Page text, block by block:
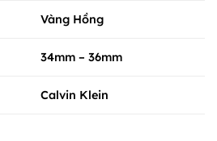
Vàng Hồng
34mm – 36mm
Calvin Klein